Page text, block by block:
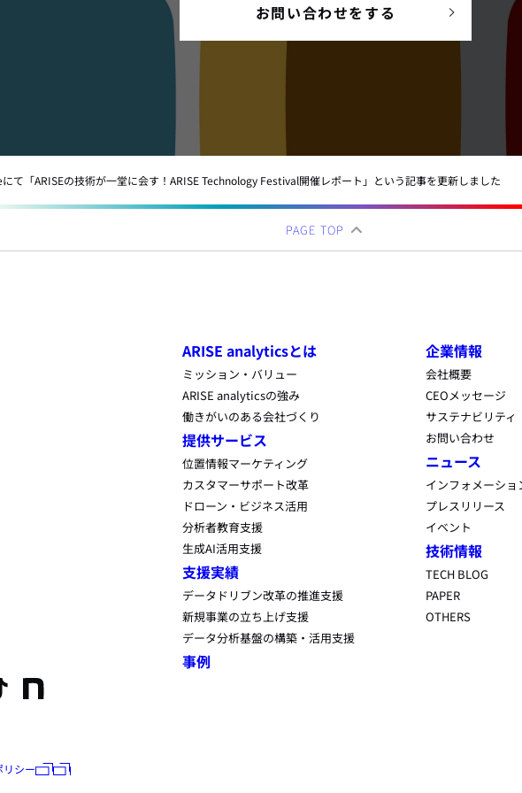
お問い合わせをする
て「ARISEの技術が一堂に会す！ARISE Technology Festival開催レポート」という記事を更新しました
PAGE TOP
リシー
ARISE analyticsとは
ミッション・バリュー
ARISE analyticsの強み
働きがいのある会社づくり
提供サービス
位置情報マーケティング
カスタマーサポート改革
ドローン・ビジネス活用
分析者教育支援
生成AI活用支援
支援実績
データドリブン改革の推進支援
新規事業の立ち上げ支援
データ分析基盤の構築・活用支援
事例
企業情報
会社概要
CEOメッセージ
サステナビリティ
お問い合わせ
ニュース
インフォメーショ
プレスリリース
イベント
技術情報
TECH BLOG
PAPER
OTHERS